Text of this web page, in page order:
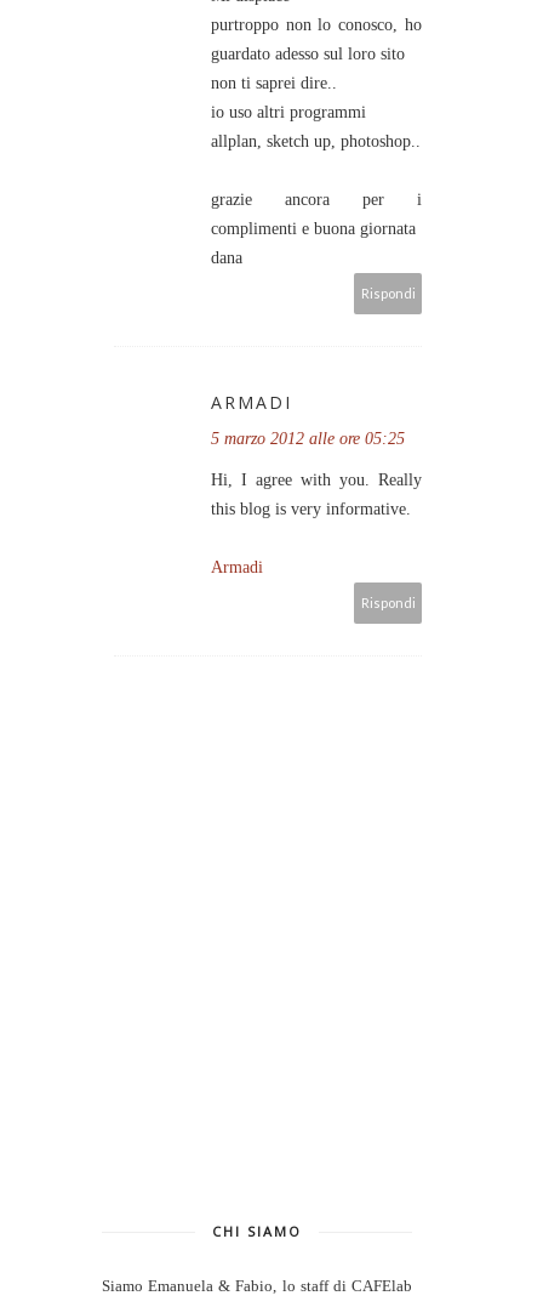
purtroppo non lo conosco, ho
guardato adesso sul loro sito
non ti saprei dire..
io uso altri programmi
allplan, sketch up, photoshop..
grazie ancora per i
complimenti e buona giornata
dana
Rispondi
ARMADI
5 marzo 2012 alle ore 05:25
Hi, I agree with you. Really
this blog is very informative.
Armadi
Rispondi
CHI SIAMO
Siamo Emanuela & Fabio, lo staff di CAFElab